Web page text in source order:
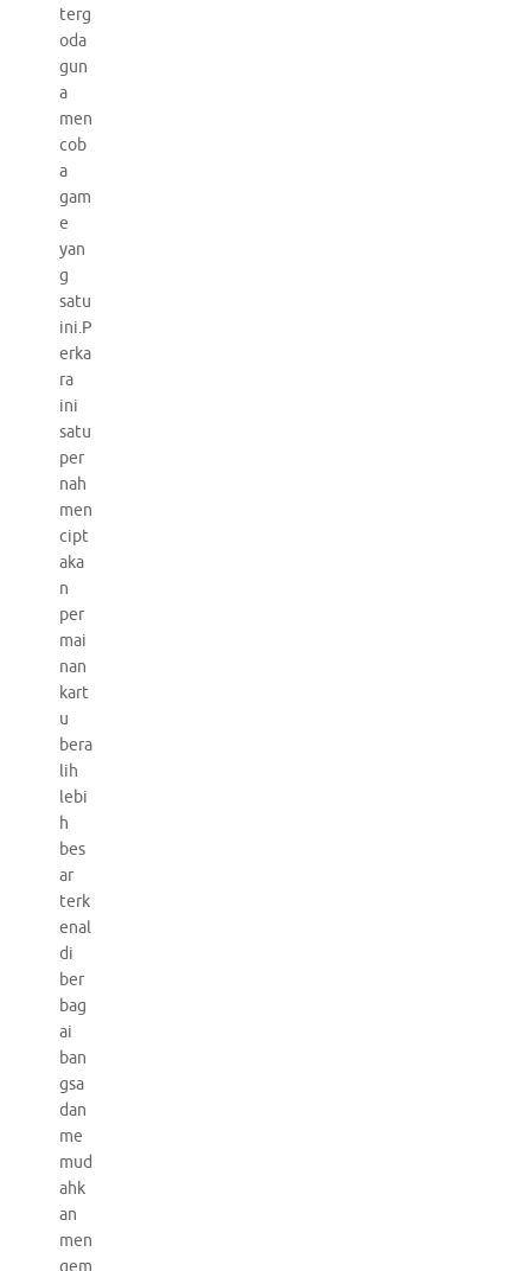
terg
oda
gun
a
men
cob
a
gam
e
yan
g
satu
ini.P
erka
ra
ini
satu
per
nah
men
cipt
aka
n
per
mai
nan
kart
u
bera
lih
lebi
h
bes
ar
terk
enal
di
ber
bag
ai
ban
gsa
dan
me
mud
ahk
an
men
gem